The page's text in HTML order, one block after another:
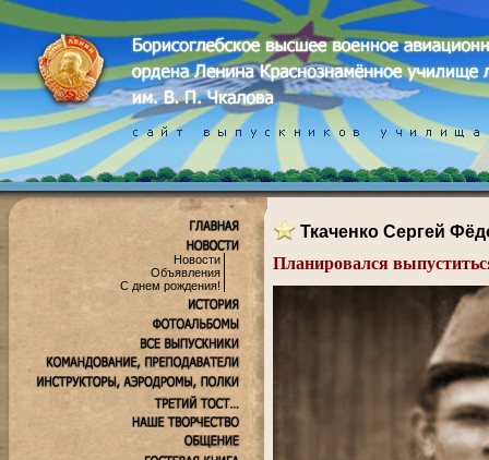
Новости
Объявления
С днем рождения!
Ткаченко Сергей
Планировался